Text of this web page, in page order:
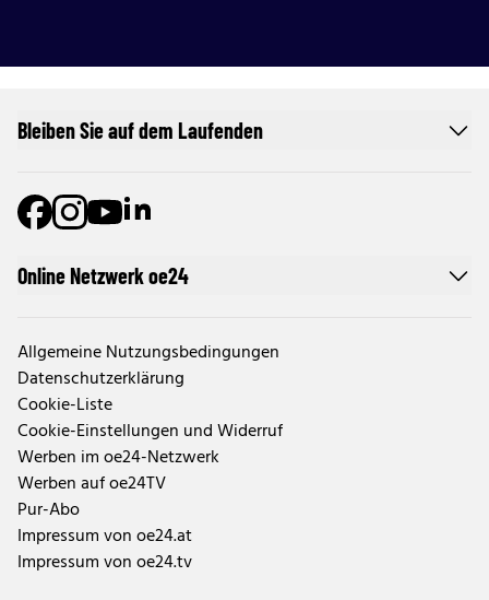
Online Netzwerk oe24
Allgemeine Nutzungsbedingungen
Datenschutzerklärung
Cookie-Liste
Cookie-Einstellungen und Widerruf
Werben im oe24-Netzwerk
Werben auf oe24TV
Pur-Abo
Impressum von oe24.at
Impressum von oe24.tv
Bleiben Sie auf dem Laufenden